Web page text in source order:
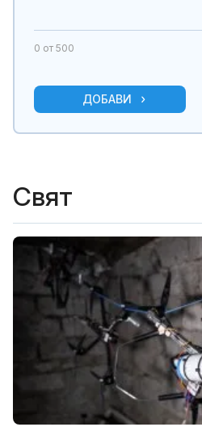
0 от 500
ДОБАВИ
Свят